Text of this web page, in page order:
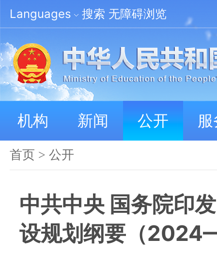
Languages 搜索 无障碍浏览
机构 新闻 公开
首页 > 公开
中共中央 国务院印
设规划纲要（